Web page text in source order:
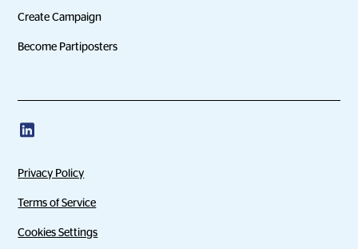
Create Campaign
Become Partiposters
Privacy Policy
Terms of Service
Cookies Settings